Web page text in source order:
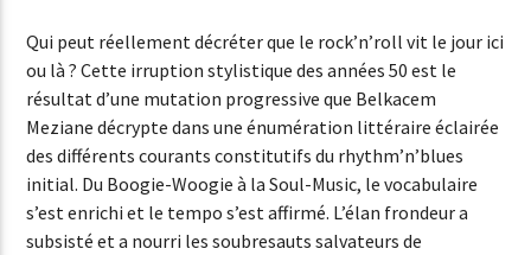
Qui peut réellement décréter que le rock’n’roll vit le jour ici
ou là ? Cette irruption stylistique des années 50 est le
résultat d’une mutation progressive que Belkacem
Meziane décrypte dans une énumération littéraire éclairée
des différents courants constitutifs du rhythm’n’blues
initial. Du Boogie-Woogie à la Soul-Music, le vocabulaire
s’est enrichi et le tempo s’est affirmé. L’élan frondeur a
subsisté et a nourri les soubresauts salvateurs de